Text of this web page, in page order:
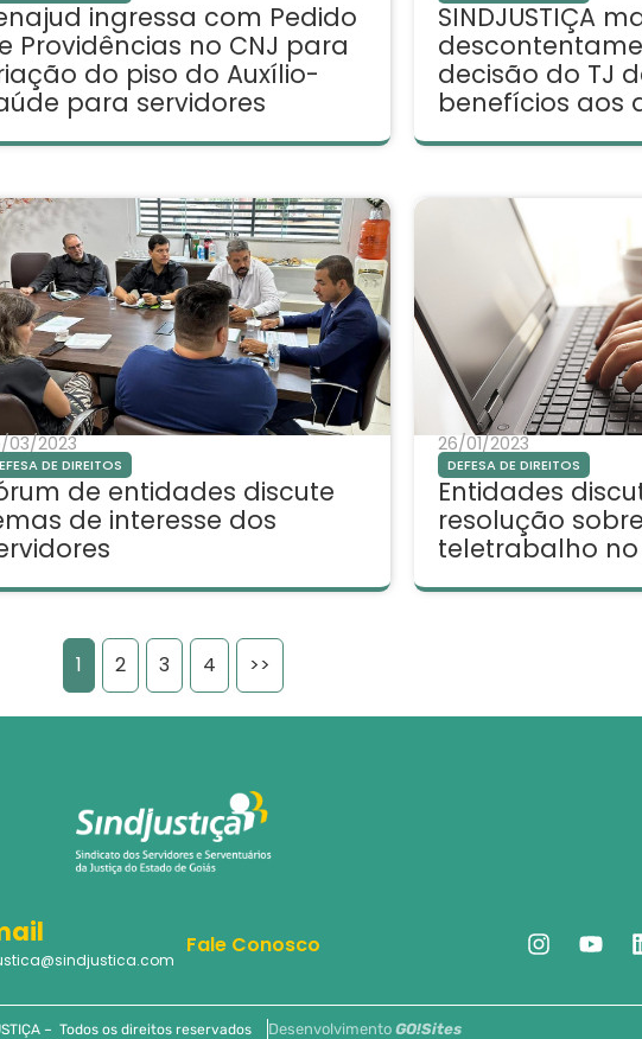
ingressa com Pedido
Providências no CNJ para
do piso do Auxílio-
para servidores
SINDJUSTIÇA
decisão do TJ
benefícios aos
03/2023
DE DIREITOS
de entidades discute
de interesse dos
26/01/2023
DEFESA DE DIREITOS
Entidades
resolução
teletrabalho no
1 2 3 4 >>
Fale Conosco
– Todos os direitos reservados Desenvolvimento GO!Sites